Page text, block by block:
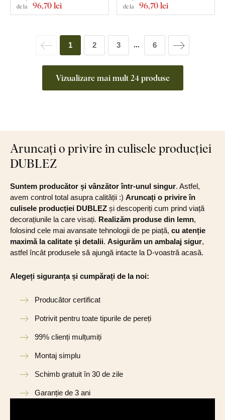
de la 96,70 lei de la 96,70 lei
Vizualizare mai mult 24 produse
1 2 3 ... 6
Aruncați o privire în culisele producției
DUBLEZ
Suntem producător și vânzător într-unul singur. Astfel,
avem control total asupra calității :) Aruncați o privire în
culisele producției DUBLEZ și descoperiți cum prind viață
decorațiunile la care visați. Realizăm produse din lemn,
folosind cele mai avansate tehnologii de pe piață, cu atenție
maximă la calitate și detalii. Asigurăm un ambalaj sigur,
astfel încât produsele să ajungă intacte la D-voastră acasă.
Alegeți siguranța și cumpărați de la noi:
Producător certificat
Potrivit pentru toate tipurile de pereți
99% clienți mulțumiți
Montaj simplu
Schimb gratuit în 30 de zile
Garanție de 3 ani